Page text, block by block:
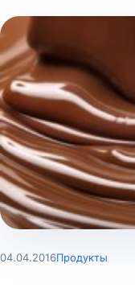
04.04.2016Продукты